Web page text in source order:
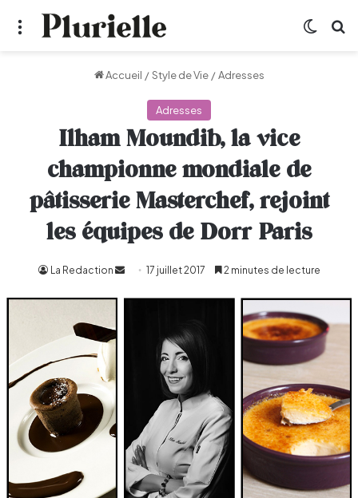
Menu
Accueil / Style de Vie / Adresses
Adresses
Ilham Moundib, la vice
championne mondiale de
pâtisserie Masterchef, rejoint
les équipes de Dorr Paris
La Redaction
Envoyer17 juillet 2017 2 minutes de lecture